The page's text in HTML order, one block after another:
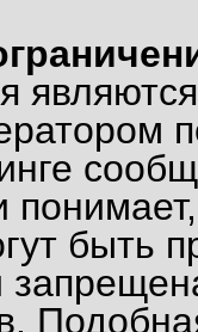
быть